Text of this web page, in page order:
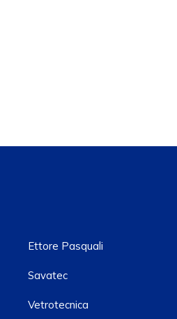
Ettore Pasquali
Savatec
Vetrotecnica